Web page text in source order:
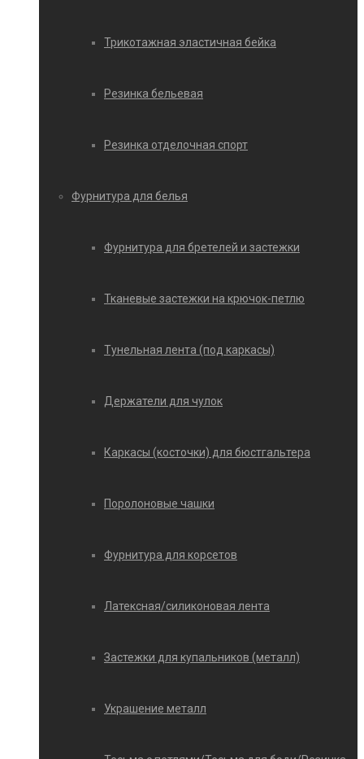
Трикотажная эластичная бейка
Резинка бельевая
Резинка отделочная спорт
Фурнитура для белья
Фурнитура для бретелей и застежки
Тканевые застежки на крючок-петлю
Тунельная лента (под каркасы)
Держатели для чулок
Каркасы (косточки) для бюстгальтера
Поролоновые чашки
Фурнитура для корсетов
Латексная/силиконовая лента
Застежки для купальников (металл)
Украшение металл